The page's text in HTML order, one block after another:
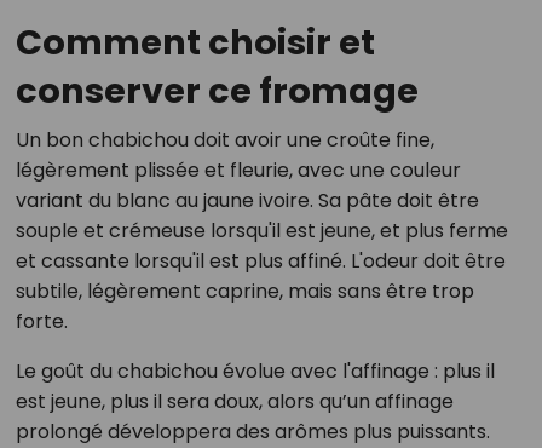
Comment choisir et
conserver ce fromage
Un bon chabichou doit avoir une croûte fine,
légèrement plissée et fleurie, avec une couleur
variant du blanc au jaune ivoire. Sa pâte doit être
souple et crémeuse lorsqu'il est jeune, et plus ferme
et cassante lorsqu'il est plus affiné. L'odeur doit être
subtile, légèrement caprine, mais sans être trop
forte.
Le goût du chabichou évolue avec l'affinage : plus il
est jeune, plus il sera doux, alors qu’un affinage
prolongé développera des arômes plus puissants.